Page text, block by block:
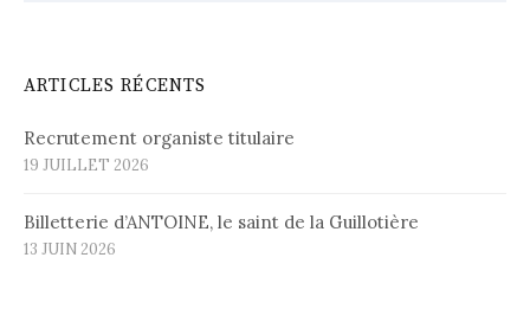
ARTICLES RÉCENTS
Recrutement organiste titulaire
19 JUILLET 2026
Billetterie d’ANTOINE, le saint de la Guillotière
13 JUIN 2026